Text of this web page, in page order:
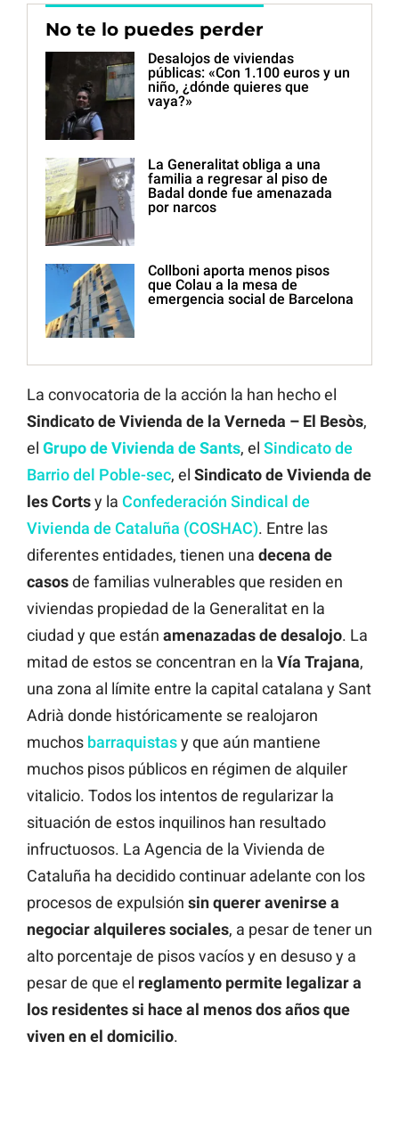
No te lo puedes perder
Desalojos de viviendas
públicas: «Con 1.100 euros y un
niño, ¿dónde quieres que
vaya?»
La Generalitat obliga a una
familia a regresar al piso de
Badal donde fue amenazada
por narcos
Collboni aporta menos pisos
que Colau a la mesa de
emergencia social de Barcelona
La convocatoria de la acción la han hecho el
Sindicato de Vivienda de la Verneda – El Besòs,
el Grupode Vivienda deSants, el Sindicato de
Barrio del Poble-sec, el Sindicato de Vivienda de
les Cortsy la Confederación Sindical de
Vivienda de Cataluña (COSHAC). Entre las
diferentes entidades, tienen una decena de
casosde familias vulnerables que residen en
viviendas propiedad de la Generalitat en la
ciudad y que están amenazadas de desalojo. La
mitad de estos se concentran en la Vía Trajana,
una zona al límite entre la capital catalana y Sant
Adrià donde históricamente se realojaron
muchos barraquistasy que aún mantiene
muchos pisos públicos en régimen de alquiler
vitalicio. Todos los intentos de regularizar la
situación de estos inquilinos han resultado
infructuosos. La Agencia de la Vivienda de
Cataluña ha decidido continuar adelante con los
procesos de expulsión sin querer avenirse a
negociar alquileres sociales, a pesar de tener un
alto porcentaje de pisos vacíos y en desuso y a
pesar de que el reglamento permite legalizar a
los residentes si hace al menos dos años que
viven en el domicilio.